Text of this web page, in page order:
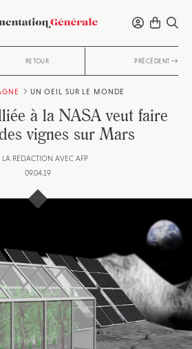
RETOUR PRÉCÉDENT
UN OEIL SUR LE MONDE
à la NASA veut faire
vignes sur Mars
LA RÉDACTION AVEC AFP
09.04.19